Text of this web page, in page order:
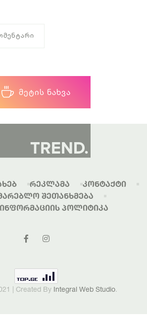
ᲛᲔᲢᲘᲡ ᲜᲐᲮᲕᲐ
Რეკლამა
Კონტაქტი
Შეთანხმება
Პოლიტიკა
| Created By Integral Web Studio.